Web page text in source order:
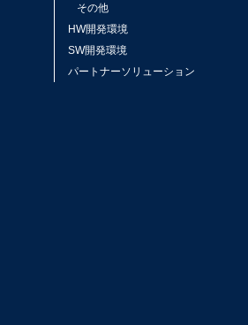
その他
HW開発環境
SW開発環境
パートナーソリューション